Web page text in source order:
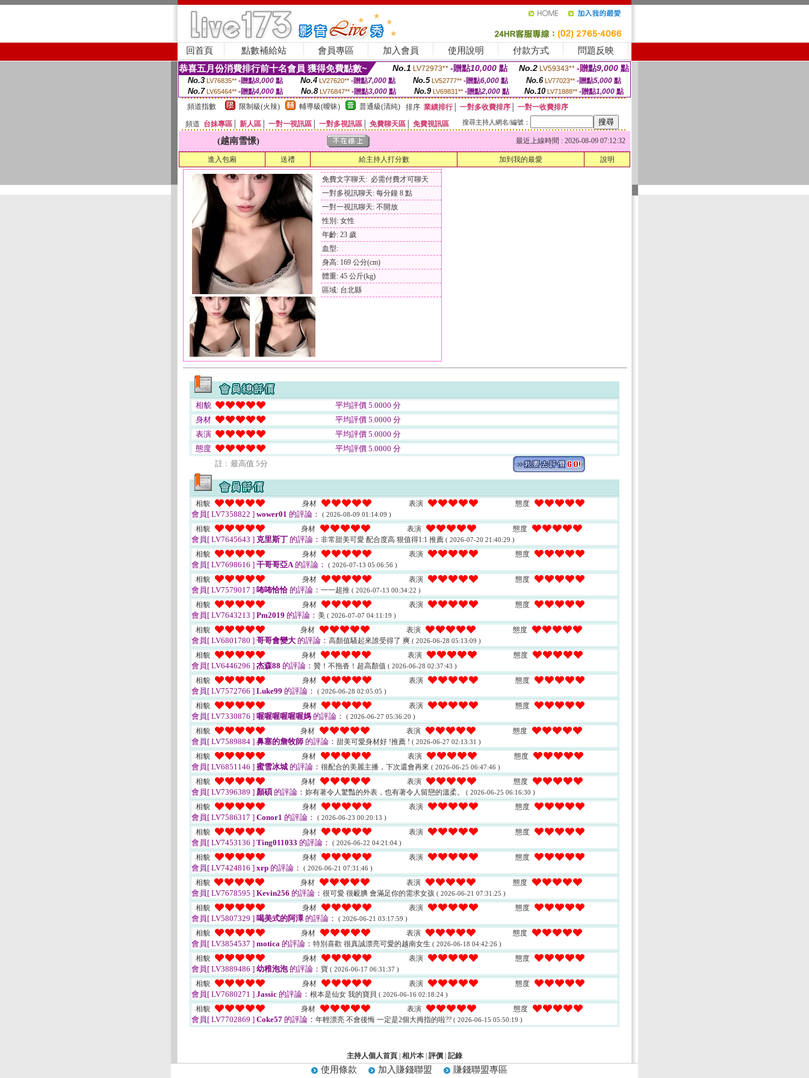
回首頁 點數補給站 會員專區 加入會員 使用說明 付款方式 問題反映
恭喜五月份消費排行前十名會員 獲得免費點數~ No.1 LV72973** -贈點10,000 點 No.2 LV59343** -贈點9,000 點
No.3 LV76835** -贈點8,000點 No.4 LV27620** -贈點7,000點 No.5 LV52777** -贈點6,000點 No.6 LV77023** -贈點5,000點
No.7 LV65464** -贈點4,000 點 No.8 LV76847** -贈點3,000 點 No.9 LV69831** -贈點2,000點 No.10 LV71888** -贈點1,000 點
頻道指數
限制級(火辣) 輔導級(曖昧) 普通級(清純) 排序 業績排行│ 一對多收費排序
一對一收費排序
頻道 台妹專區 新人區 一對一視訊區 一對多視訊區 免費聊天區 免費視訊區 搜尋主持人網名/編號：
(越南雪憬) 最近上線時間 : 2026-08-09 07:12:32
進入包廂 送禮 給主持人打分數 加到我的最愛 說明
免費文字聊天: 必需付費才可聊天
一對多視訊聊天: 每分鐘 8 點
一對一視訊聊天: 不開放
性別: 女性
年齡: 23 歲
血型:
身高: 169 公分(cm)
體重: 45 公斤(kg)
區域: 台北縣
相貌
平均評價 5.0000 分
身材
平均評價 5.0000 分
表演
平均評價 5.0000 分
態度
平均評價 5.0000 分
註﹕最高值 5分
相貌 身材 表演 態度
會員[ LV7358822 ] wower01 的評論： ( 2026-08-09 01:14:09 )
相貌 身材 表演 態度
會員[ LV7645643 ] 克里斯丁 的評論： 非常甜美可愛 配合度高 狠值得1:1 推薦 ( 2026-07-20 21:40:29 )
相貌 身材 表演 態度
會員[ LV7698616 ] 干哥哥亞A的評論： ( 2026-07-13 05:06:56 )
相貌 身材 表演 態度
會員[ LV7579017 ] 咘咘恰恰的評論： 一一超推 ( 2026-07-13 00:34:22 )
相貌 身材 表演 態度
會員[ LV7643213 ] Pm2019 的評論： 美 ( 2026-07-07 04:11:19 )
相貌 身材 表演 態度
會員[ LV6801780 ] 哥哥會變大 的評論： 高顏值騷起來誰受得了 爽 ( 2026-06-28 05:13:09 )
相貌 身材 表演 態度
會員[ LV6446296 ] 杰森88 的評論： 贊！不拖沓！超高顏值 ( 2026-06-28 02:37:43 )
相貌 身材 表演 態度
會員[ LV7572766 ] Luke99 的評論： ( 2026-06-28 02:05:05 )
相貌 身材 表演 態度
會員[ LV7330876 ] 喔喔喔喔喔喔媽 的評論： ( 2026-06-27 05:36:20 )
相貌 身材 表演 態度
會員[ LV7589884 ] 鼻塞的詹牧師 的評論： 甜美可愛身材好 !推薦 ! ( 2026-06-27 02:13:31 )
相貌 身材 表演 態度
會員[ LV6851146 ] 蜜雪冰城 的評論： 很配合的美麗主播，下次還會再來 ( 2026-06-25 06:47:46 )
相貌 身材 表演 態度
會員[ LV7396389 ] 顏碩 的評論： 妳有著令人驚豔的外表，也有著令人留戀的溫柔。 ( 2026-06-25 06:16:30 )
相貌 身材 表演 態度
會員[ LV7586317 ] Conor1 的評論： ( 2026-06-23 00:20:13 )
相貌 身材 表演 態度
會員[ LV7453136 ] Ting011033 的評論： ( 2026-06-22 04:21:04 )
相貌 身材 表演 態度
會員[ LV7424816 ] xrp 的評論： ( 2026-06-21 07:31:46 )
相貌 身材 表演 態度
會員[ LV7678595 ] Kevin256 的評論： 很可愛 很靦腆 會滿足你的需求女孩 ( 2026-06-21 07:31:25 )
相貌 身材 表演 態度
會員[ LV5807329 ] 喝美式的阿澤的評論： ( 2026-06-21 03:17:59 )
相貌 身材 表演 態度
會員[ LV3854537 ] motica 的評論： 特別喜歡 很真誠漂亮可愛的越南女生 ( 2026-06-18 04:42:26 )
相貌 身材 表演 態度
會員[ LV3889486 ] 幼稚泡泡的評論： 寶 ( 2026-06-17 06:31:37 )
相貌 身材 表演 態度
會員[ LV7680271 ] Jassic 的評論： 根本是仙女 我的寶貝 ( 2026-06-16 02:18:24 )
相貌 身材 表演 態度
會員[ LV7702869 ] Coke57 的評論： 年輕漂亮 不會後悔 一定是2個大拇指的啦?? ( 2026-06-15 05:50:19 )
主持人個人首頁 相片本 評價 記錄
使用條款 加入賺錢聯盟 賺錢聯盟專區